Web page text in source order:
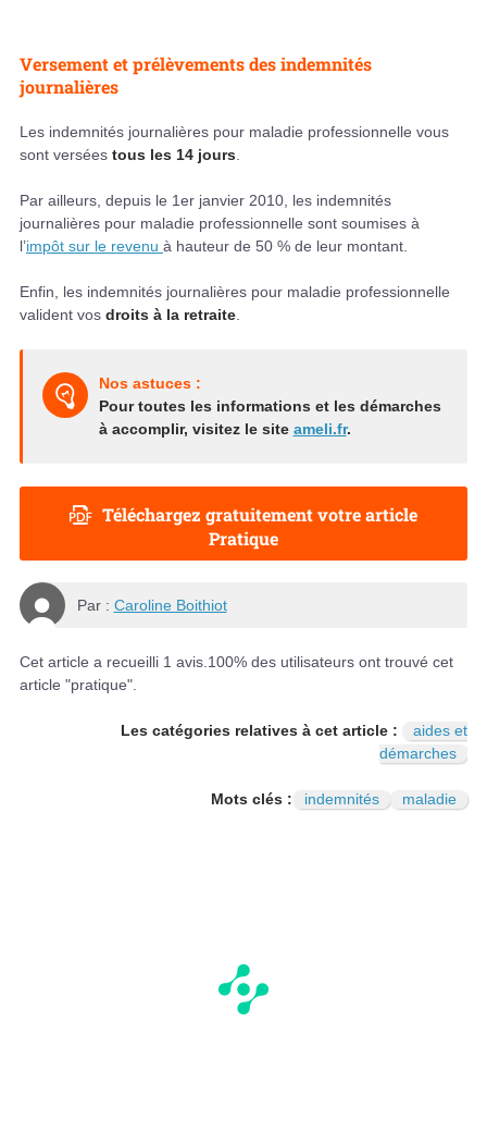
Versement et prélèvements des indemnités
journalières
Les indemnités journalières pour maladie professionnelle vous
sont versées tous les 14 jours
Par ailleurs, depuis le 1er janvier 2010, les indemnités
journalières pour maladie professionnelle sont soumises à
l’impôt sur le revenu à hauteur de 50 % de leur montant.
Enfin, les indemnités journalières pour maladie professionnelle
valident vos droits à la retraite
Nos astuces :
Pour toutes les informations et les démarches
à accomplir, visitez le site ameli.fr.
Téléchargez gratuitement votre article
Pratique
Par : Caroline Boithiot
Cet article a recueilli 1 avis. 100% des utilisateurs ont trouvé cet
article "pratique".
Les catégories relatives à cet article :
aides et
démarches
Mots clés : indemnités maladie